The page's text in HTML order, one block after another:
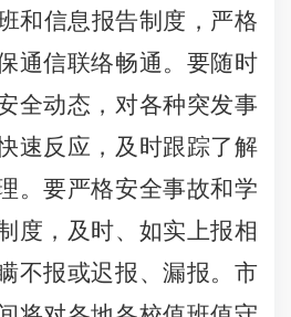
和信息报告制度，严格
通信联络畅通。要随时
全动态，对各种突发事
速反应，及时跟踪了解
。要严格安全事故和学
度，及时、如实上报相
不报或迟报、漏报。市